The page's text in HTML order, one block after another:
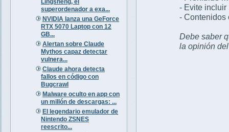
superordenador a exa...
NVIDIA lanza una GeForce
RTX 5070 Laptop con 12
GB...
Alertan sobre Claude
Mythos capaz detectar
vulnera...
Claude ahora detecta
fallos en código con
Bugcrawl
Malware oculto en app con
un millón de descargas: ...
El legendario emulador de
Nintendo ZSNES
reescrito...
- Evite incluir
- Contenidos
Debe saber
la opinión